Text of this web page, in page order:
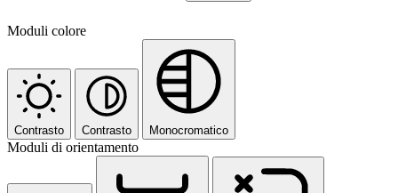
Moduli colore
Contrasto Contrasto Monocromatico
Moduli di orientamento